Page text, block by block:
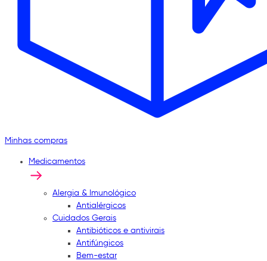
Minhas compras
Medicamentos
Alergia & Imunológico
Antialérgicos
Cuidados Gerais
Antibióticos e antivirais
Antifúngicos
Bem-estar